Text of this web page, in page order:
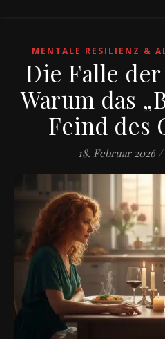
MENTALE RESILIENZ &
Die Falle
Warum das
Feind des
18. Februar 2026 /